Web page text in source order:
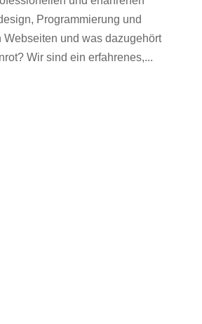
Programmierung und
Webseiten und was dazugehört
Wir sind ein erfahrenes,...